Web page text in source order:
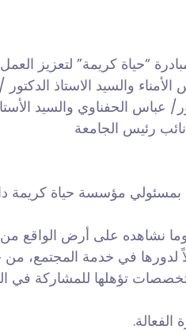
“حياة كريمة” لتعزيز
والسيد الاستاذ
عباس الحفناوي والسيد
رئيس الجامعة
مؤسسة حياة كريمة
نشاهده على أرض الواقع من
في خدمة المجتمع، من
تؤهلها للمشاركة